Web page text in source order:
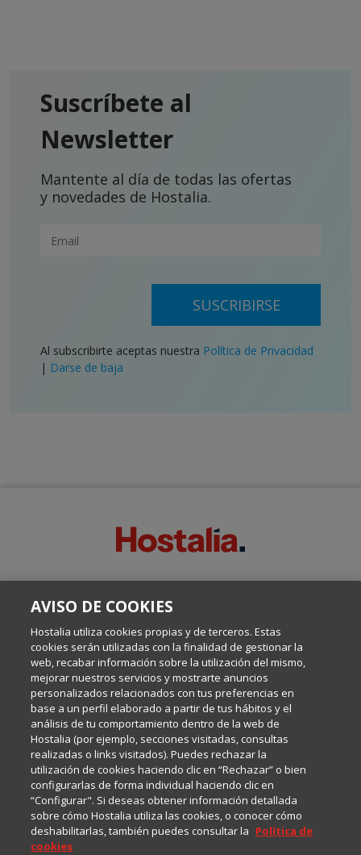
Suscríbete al
Newsletter
Mantente al día de todas las ofertas
y novedades de Hostalia.
SUSCRIBIRSE
Al subscribirte aceptas nuestra Política de Privacidad
| Darse de baja
Escrito por el equipo de Comunicación de Hostalia, dirigido por
Internet y Tecnología.
Política de privacidad
Política de cookies
Aviso legal
AVISO DE COOKIES
Hostalia utiliza cookies propias y de terceros. Estas
cookies serán utilizadas con la finalidad de gestionar la
web, recabar información sobre la utilización del mismo,
mejorar nuestros servicios y mostrarte anuncios
personalizados relacionados con tus preferencias en
base a un perfil elaborado a partir de tus hábitos y el
análisis de tu comportamiento dentro de la web de
Hostalia (por ejemplo, secciones visitadas, consultas
realizadas o links visitados). Puedes rechazar la
utilización de cookies haciendo clic en “Rechazar” o bien
configurarlas de forma individual haciendo clic en
“Configurar". Si deseas obtener información detallada
sobre cómo Hostalia utiliza las cookies, o conocer cómo
deshabilitarlas, también puedes consultar la Política de
cookies